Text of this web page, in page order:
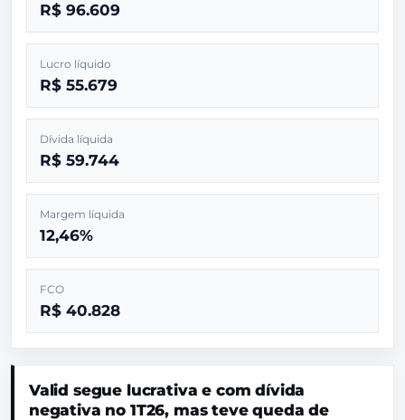
R$ 96.609
Lucro líquido
R$ 55.679
Dívida líquida
R$ 59.744
Margem líquida
12,46%
FCO
R$ 40.828
Valid segue lucrativa e com dívida
negativa no 1T26, mas teve queda de